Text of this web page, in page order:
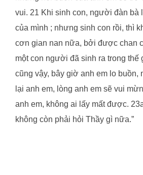
vui. 21 Khi sinh con, người đàn bà
của mình ; nhưng sinh con rồi, thì
cơn gian nan nữa, bởi được chan
một con người đã sinh ra trong thế
cũng vậy, bây giờ anh em lo buồn,
lại anh em, lòng anh em sẽ vui
anh em, không ai lấy mất được.
không còn phải hỏi Thầy gì nữa.”